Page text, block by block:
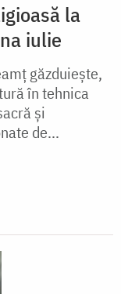
la
iulie
găzduiește,
în tehnica
și
de...